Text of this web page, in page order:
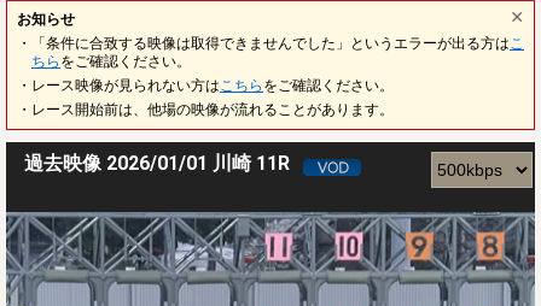
お知らせ
・「条件に合致する映像は取得できませんでした」というエラーが出る方は こ
ちら をご確認ください。
・レース映像が見られない方は こちら をご確認ください。
・レース開始前は、他場の映像が流れることがあります。
過去映像 2026/01/01 川崎 11R